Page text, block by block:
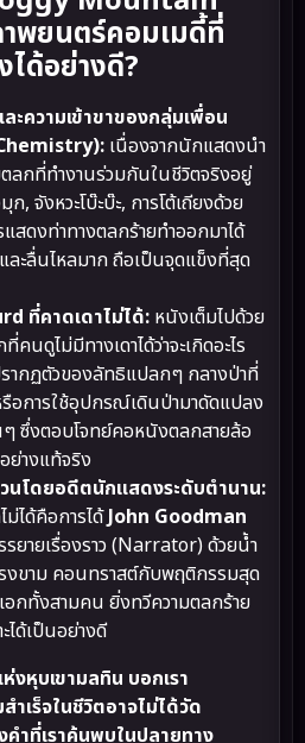
พยนตร์คอมเมดี้ที่
ด้อย่างดี?
ะความเข้าขาของกลุ่มเพื่อน
เนื่องจากนักแสดงนำ
กที่ทำงานร่วมกันในชีวิตจริงอยู่
, จังหวะโบ๊ะบ๊ะ, การโต้เถียงด้วย
แสดงท่าทางตลกร้ายทำออกมาได้
ละลื่นไหลมาก ถือเป็นจุดแข็งที่สุด
ที่คาดเดาไม่ได้: หนังเต็มไปด้วย
นดูไม่มีทางเดาได้ว่าจะเกิดอะไร
ากฏตัวของลัทธิแปลกๆ กลางป่าที่
อการใช้อุปกรณ์เดินป่ามาดัดแปลง
ซึ่งตอบโจทย์คอหนังตลกสายล้อ
ย่างแท้จริง
นโดยอดีตนักแสดงระดับตำนาน:
ได้คือการได้John Goodman
ยายเรื่องราว (Narrator) ด้วยน้ำ
งขาม คอนทราสต์กับพฤติกรรมสุด
กทั้งสามคน ยิ่งทวีความตลกร้าย
ได้เป็นอย่างดี
งหุบเขามลทิน บอกเรา
ำเร็จในชีวิตอาจไม่ได้วัด
ำที่เราค้นพบในปลายทาง